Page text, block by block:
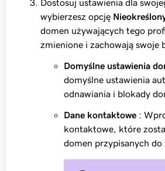
Dostosuj ustawienia dla
wybierzesz opcję
domen używających tego
zmienione i zachowają swoje
Domyślne ustawienia
domyślne ustawienia
odnawiania i blokady
Dane kontaktowe :
kontaktowe, które
domen przypisanych do